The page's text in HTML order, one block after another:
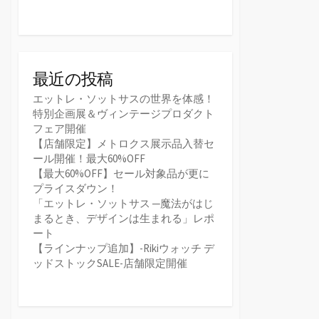
最近の投稿
エットレ・ソットサスの世界を体感！
特別企画展＆ヴィンテージプロダクト
フェア開催
【店舗限定】メトロクス展示品入替セ
ール開催！最大60%OFF
【最大60%OFF】セール対象品が更に
プライスダウン！
「エットレ・ソットサス ─魔法がはじ
まるとき、デザインは生まれる」レポ
ート
【ラインナップ追加】-Rikiウォッチ デ
ッドストックSALE-店舗限定開催